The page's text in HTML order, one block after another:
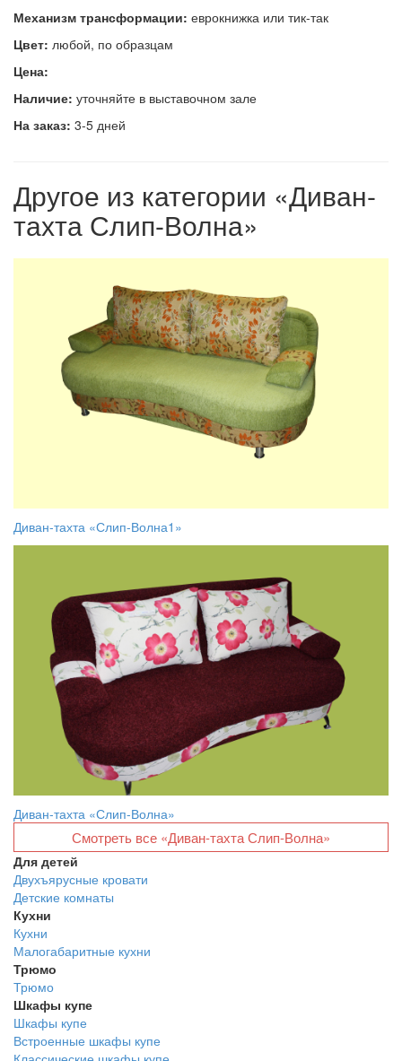
Механизм трансформации: еврокнижка или тик-так
Цвет: любой, по образцам
Цена:
Наличие: уточняйте в выставочном зале
На заказ: 3-5 дней
Другое из категории «Диван-
тахта Слип-Волна»
Диван-тахта «Слип-Волна1»
Диван-тахта «Слип-Волна»
Смотреть все «Диван-тахта Слип-Волна»
Для детей
Двухъярусные кровати
Детские комнаты
Кухни
Кухни
Малогабаритные кухни
Трюмо
Трюмо
Шкафы купе
Шкафы купе
Встроенные шкафы купе